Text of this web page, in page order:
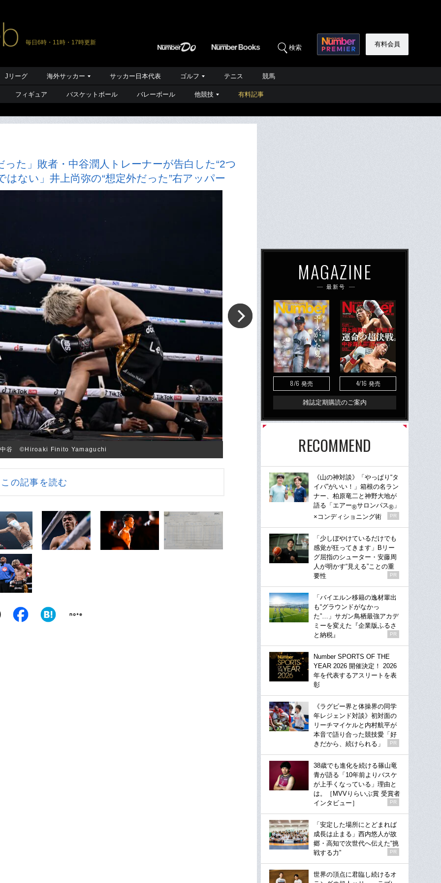
毎日6時・11時・17時更新
検索 有料会員
Jリーグ 海外サッカー サッカー日本代表 ゴルフ テニス 競馬
フィギュア バスケットボール バレーボール 他競技 有料記事
た」敗者・中谷潤人トレーナーが告白した“2つ
ない」井上尚弥の“想定外だった”右アッパー
中谷 ©Hiroaki Finito Yamaguchi
この記事を読む
MAGAZINE
最新号
8/6 発売 4/16 発売
雑誌定期購読のご案内
RECOMMEND
《山の神対談》「やっぱり“タ
イパ”がいい！」箱根の名ラン
ナー、柏原竜二と神野大地が
語る「エアー®サロンパス® 」
×コンディショニング術
PR
「少しぼやけているだけでも
感覚が狂ってきます」Bリー
グ屈指のシューター・安藤周
人が明かす“見える”ことの重
要性
PR
「バイエルン移籍の逸材輩出
も“グラウンドがなかっ
た”…」サガン鳥栖最強アカデ
ミーを変えた『企業版ふるさ
と納税』
PR
Number SPORTS OF THE
YEAR 2026 開催決定！ 2026
年を代表するアスリートを表
彰
《ラグビー界と体操界の同学
年レジェンド対談》初対面の
リーチマイケルと内村航平が
本音で語り合った競技愛「好
きだから、続けられる」
PR
38歳でも進化を続ける篠山竜
青が語る「10年前よりバスケ
が上手くなっている」理由と
は。［MVVりらいぶ賞 受賞者
インタビュー］
PR
「安定した場所にとどまれば
成長は止まる」西内悠人が故
郷・高知で次世代へ伝えた“挑
戦する力”
PR
世界の頂点に君臨し続けるオ